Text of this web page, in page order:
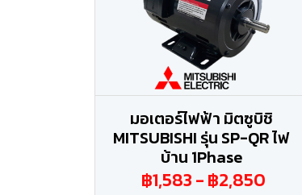
มอเตอร์ไฟฟ้า มิตซูบิชิ
MITSUBISHI รุ่น SP-QR ไฟ
บ้าน 1Phase
฿1,583-฿2,850